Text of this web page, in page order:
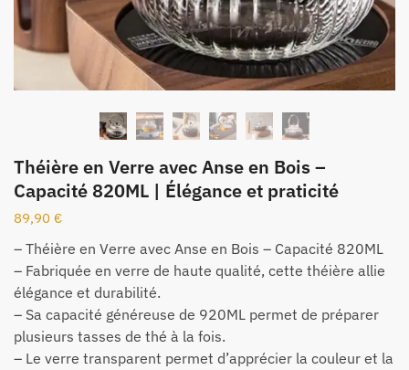
Théière en Verre avec Anse en Bois –
Capacité 820ML | Élégance et praticité
89,90 €
– Théière en Verre avec Anse en Bois – Capacité 820ML
– Fabriquée en verre de haute qualité, cette théière allie
élégance et durabilité.
– Sa capacité généreuse de 920ML permet de préparer
plusieurs tasses de thé à la fois.
– Le verre transparent permet d’apprécier la couleur et la